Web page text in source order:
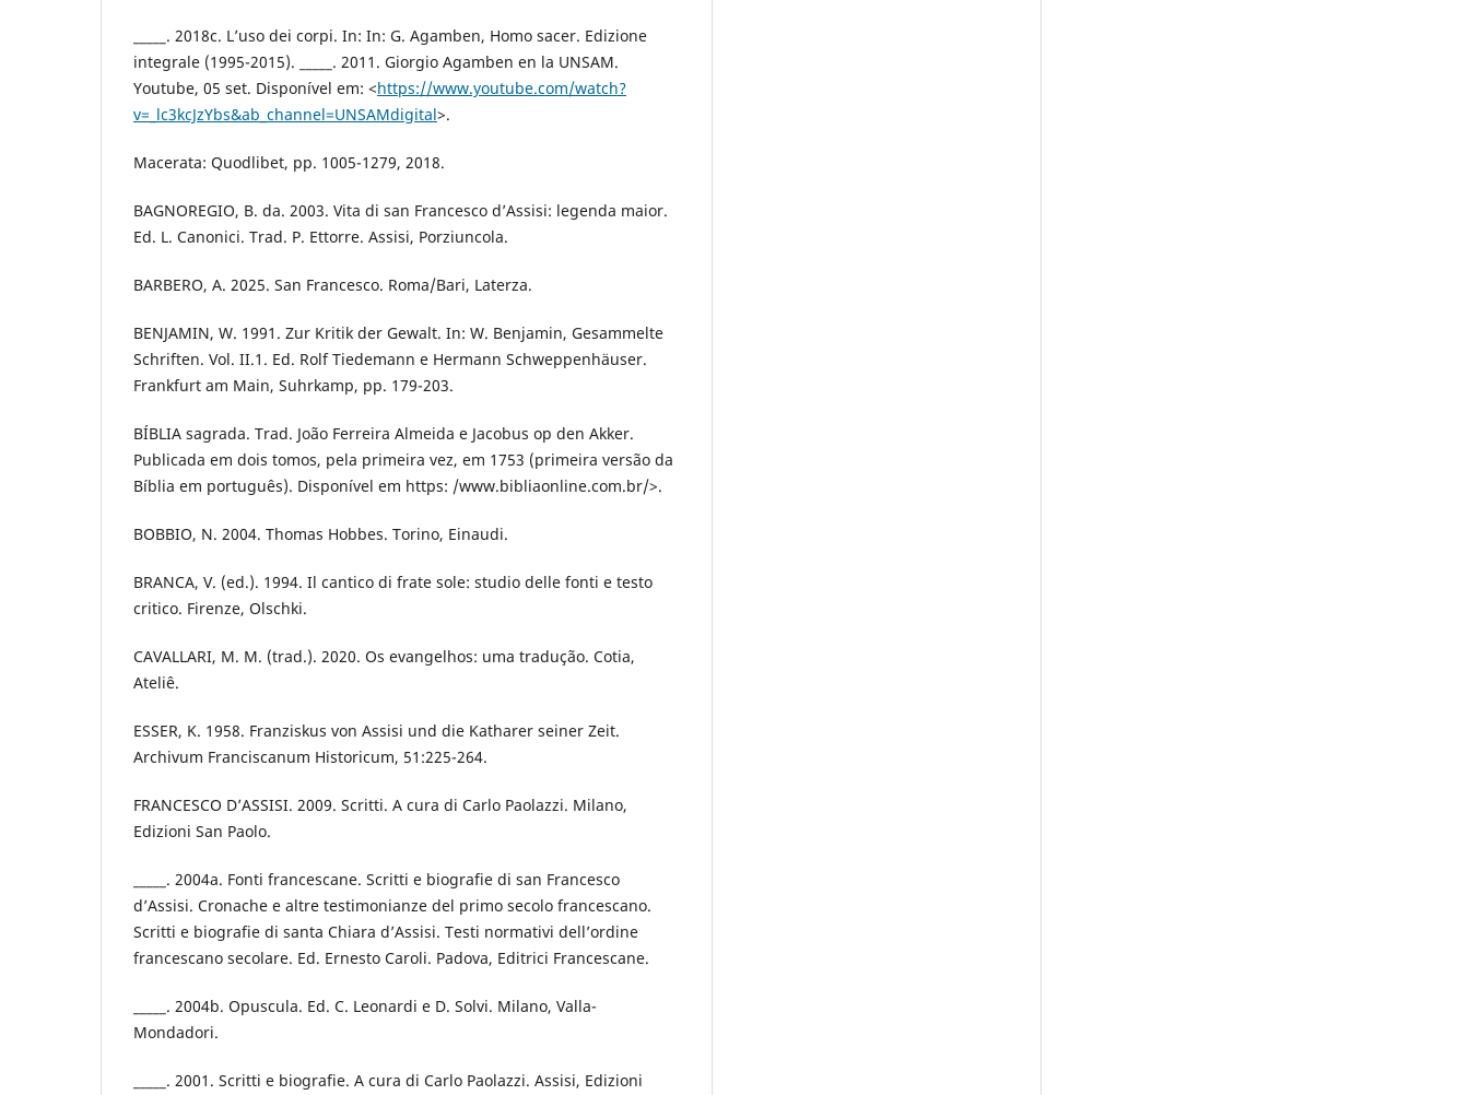
_____. 2018c. L’uso dei corpi. In: In: G. Agamben, Homo sacer. Edizione
integrale (1995-2015). _____. 2011. Giorgio Agamben en la UNSAM.
Youtube, 05 set. Disponível em: <https://www.youtube.com/watch?
v=_lc3kcJzYbs&ab_channel=UNSAMdigital>.
Macerata: Quodlibet, pp. 1005-1279, 2018.
BAGNOREGIO, B. da. 2003. Vita di san Francesco d’Assisi: legenda maior.
Ed. L. Canonici. Trad. P. Ettorre. Assisi, Porziuncola.
BARBERO, A. 2025. San Francesco. Roma/Bari, Laterza.
BENJAMIN, W. 1991. Zur Kritik der Gewalt. In: W. Benjamin, Gesammelte
Schriften. Vol. II.1. Ed. Rolf Tiedemann e Hermann Schweppenhäuser.
Frankfurt am Main, Suhrkamp, pp. 179-203.
BÍBLIA sagrada. Trad. João Ferreira Almeida e Jacobus op den Akker.
Publicada em dois tomos, pela primeira vez, em 1753 (primeira versão da
Bíblia em português). Disponível em https: /www.bibliaonline.com.br/>.
BOBBIO, N. 2004. Thomas Hobbes. Torino, Einaudi.
BRANCA, V. (ed.). 1994. Il cantico di frate sole: studio delle fonti e testo
critico. Firenze, Olschki.
CAVALLARI, M. M. (trad.). 2020. Os evangelhos: uma tradução. Cotia,
Ateliê.
ESSER, K. 1958. Franziskus von Assisi und die Katharer seiner Zeit.
Archivum Franciscanum Historicum, 51:225-264.
FRANCESCO D’ASSISI. 2009. Scritti. A cura di Carlo Paolazzi. Milano,
Edizioni San Paolo.
_____. 2004a. Fonti francescane. Scritti e biografie di san Francesco
d’Assisi. Cronache e altre testimonianze del primo secolo francescano.
Scritti e biografie di santa Chiara d’Assisi. Testi normativi dell’ordine
francescano secolare. Ed. Ernesto Caroli. Padova, Editrici Francescane.
_____. 2004b. Opuscula. Ed. C. Leonardi e D. Solvi. Milano, Valla-
Mondadori.
_____. 2001. Scritti e biografie. A cura di Carlo Paolazzi. Assisi, Edizioni